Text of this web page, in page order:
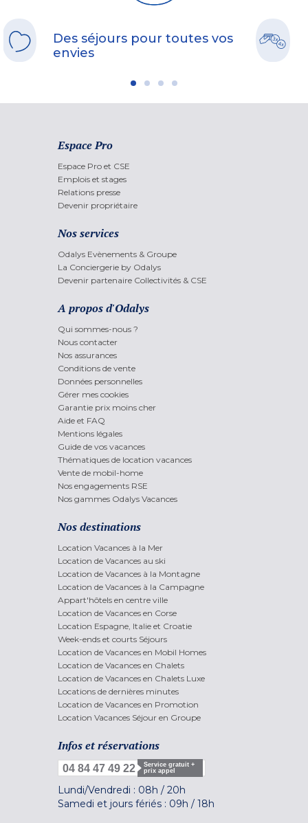
Des séjours pour toutes vos
envies
Espace Pro
Espace Pro et CSE
Emplois et stages
Relations presse
Devenir propriétaire
Nos services
Odalys Evènements & Groupe
La Conciergerie by Odalys
Devenir partenaire Collectivités & CSE
A propos d'Odalys
Qui sommes-nous ?
Nous contacter
Nos assurances
Conditions de vente
Données personnelles
Gérer mes cookies
Garantie prix moins cher
Aide et FAQ
Mentions légales
Guide de vos vacances
Thématiques de location vacances
Vente de mobil-home
Nos engagements RSE
Nos gammes Odalys Vacances
Nos destinations
Location Vacances à la Mer
Location de Vacances au ski
Location de Vacances à la Montagne
Location de Vacances à la Campagne
Appart'hôtels en centre ville
Location de Vacances en Corse
Location Espagne, Italie et Croatie
Week-ends et courts Séjours
Location de Vacances en Mobil Homes
Location de Vacances en Chalets
Location de Vacances en Chalets Luxe
Locations de dernières minutes
Location de Vacances en Promotion
Location Vacances Séjour en Groupe
Infos et réservations
04 84 47 49 22
Service gratuit +
prix appel
Lundi/Vendredi : 08h / 20h
Samedi et jours fériés : 09h / 18h